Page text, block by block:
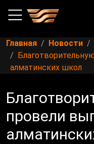
Главная Новости
алматинских школ
провели